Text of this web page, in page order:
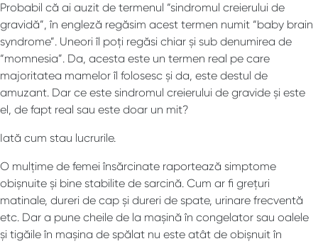
Probabil că ai auzit de termenul “sindromul creierului de
gravidă”, în engleză regăsim acest termen numit “baby brain
syndrome”. Uneori îl poți regăsi chiar și sub denumirea de
“momnesia”. Da, acesta este un termen real pe care
majoritatea mamelor îl folosesc și da, este destul de
amuzant. Dar ce este sindromul creierului de gravide și este
el, de fapt real sau este doar un mit?
Iată cum stau lucrurile.
O mulțime de femei însărcinate raportează simptome
obișnuite și bine stabilite de sarcină. Cum ar fi grețuri
matinale, dureri de cap și dureri de spate, urinare frecventă
etc. Dar a pune cheile de la mașină în congelator sau oalele
și tigăile în mașina de spălat nu este atât de obișnuit în